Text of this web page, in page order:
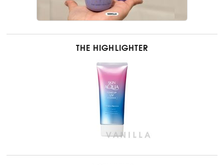
THE HIGHLIGHTER